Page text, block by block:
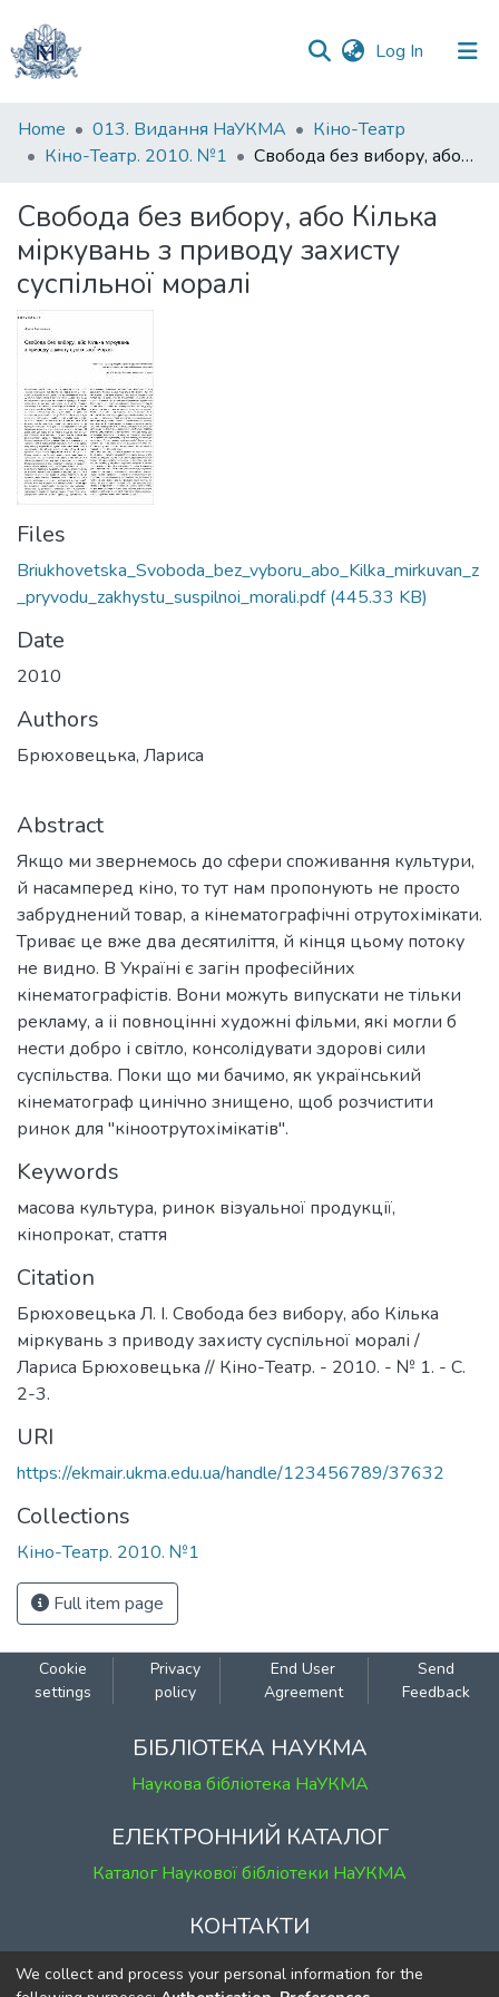
Log In (current)
Communities
&
All of DSpace
Statistics
Home 013. Видання НаУКМА
Кіно-Театр
Кіно-Театр. 2010. №1
Свобода без вибору, або Кілька міркувань з приводу захисту суспільної моралі
Свобода без вибору, або Кілька
міркувань з приводу захисту
суспільної моралі
Files
Briukhovetska_Svoboda_bez_vyboru_abo_Kilka_mirkuvan_z
_pryvodu_zakhystu_suspilnoi_morali.pdf(445.33 KB)
Date
2010
Authors
Брюховецька, Лариса
Abstract
Якщо ми звернемось до сфери споживання культури,
й насамперед кіно, то тут нам пропонують не просто
забруднений товар, а кінематографічні отрутохімікати.
Триває це вже два десятиліття, й кінця цьому потоку
не видно. В Україні є загін професійних
кінематографістів. Вони можуть випускати не тільки
рекламу, а іі повноцінні художні фільми, які могли б
нести добро і світло, консолідувати здорові сили
суспільства. Поки що ми бачимо, як український
кінематограф цинічно знищено, щоб розчистити
ринок для "кіноотрутохімікатів".
Keywords
масова культура, ринок візуальної продукції,
кінопрокат, стаття
Citation
Брюховецька Л. І. Свобода без вибору, або Кілька
міркувань з приводу захисту суспільної моралі /
Лариса Брюховецька // Кіно-Театр. - 2010. - № 1. - С.
2-3.
URI
https://ekmair.ukma.edu.ua/handle/123456789/37632
Collections
Кіно-Театр. 2010. №1
Full item page
Cookie
settings
Privacy
policy
End User
Agreement
Send
Feedback
БІБЛІОТЕКА НАУКМА
Наукова бібліотека НаУКМА
ЕЛЕКТРОННИЙ КАТАЛОГ
Каталог Наукової бібліотеки НаУКМА
КОНТАКТИ
м. Київ, вул. Григорія Сковороди, 2
We collect and process your personal information for the